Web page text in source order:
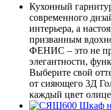
Кухонный
современного
интерьера, а
призванным
ФЕНИС – это не
элегантности,
Выберите свой
от сияющего 3Д
каждый цвет